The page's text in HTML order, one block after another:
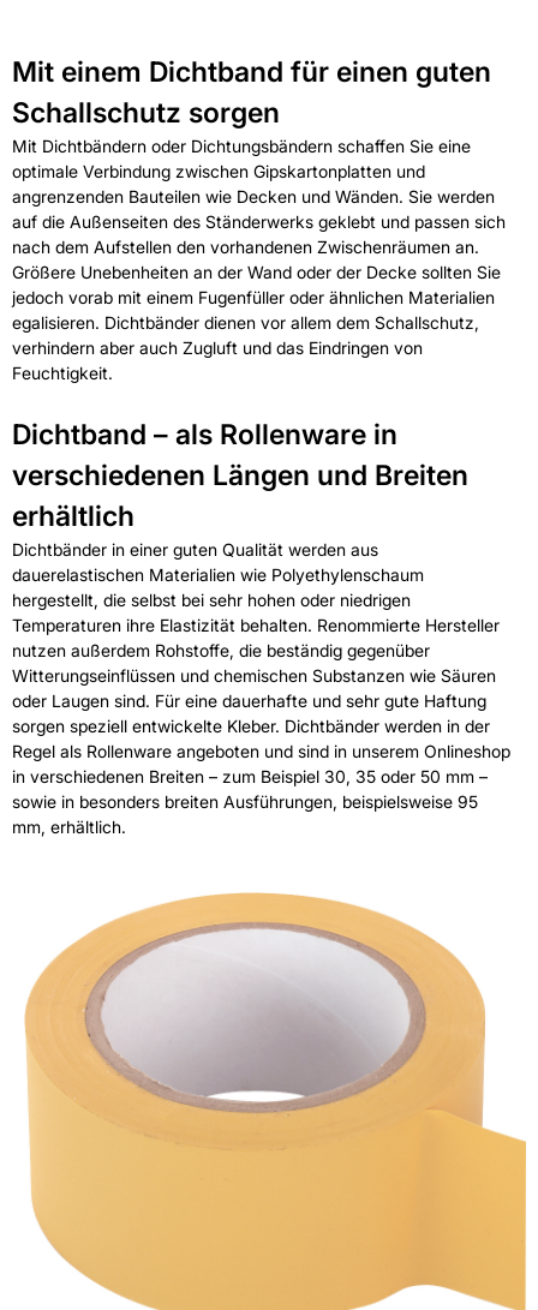
Mit einem Dichtband für einen guten
Schallschutz sorgen
Mit Dichtbändern oder Dichtungsbändern schaffen Sie eine
optimale Verbindung zwischen Gipskartonplatten und
angrenzenden Bauteilen wie Decken und Wänden. Sie werden
auf die Außenseiten des Ständerwerks geklebt und passen sich
nach dem Aufstellen den vorhandenen Zwischenräumen an.
Größere Unebenheiten an der Wand oder der Decke sollten Sie
jedoch vorab mit einem Fugenfüller oder ähnlichen Materialien
egalisieren. Dichtbänder dienen vor allem dem Schallschutz,
verhindern aber auch Zugluft und das Eindringen von
Feuchtigkeit.
Dichtband – als Rollenware in
verschiedenen Längen und Breiten
erhältlich
Dichtbänder in einer guten Qualität werden aus
dauerelastischen Materialien wie Polyethylenschaum
hergestellt, die selbst bei sehr hohen oder niedrigen
Temperaturen ihre Elastizität behalten. Renommierte Hersteller
nutzen außerdem Rohstoffe, die beständig gegenüber
Witterungseinflüssen und chemischen Substanzen wie Säuren
oder Laugen sind. Für eine dauerhafte und sehr gute Haftung
sorgen speziell entwickelte Kleber. Dichtbänder werden in der
Regel als Rollenware angeboten und sind in unserem Onlineshop
in verschiedenen Breiten – zum Beispiel 30, 35 oder 50 mm –
sowie in besonders breiten Ausführungen, beispielsweise 95
mm, erhältlich.